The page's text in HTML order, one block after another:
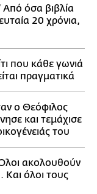
Από όσα βιβλία
20 χρόνια,
που κάθε γωνιά
πραγματικά
ο Θεόφιλος
και τεμάχισε
του
ακολουθούν
όλοι τους